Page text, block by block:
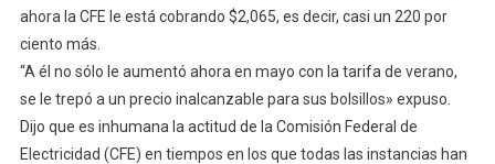
ahora la CFE le está cobrando $2,065, es decir, casi un 220 por
ciento más.
“A él no sólo le aumentó ahora en mayo con la tarifa de verano,
se le trepó a un precio inalcanzable para sus bolsillos» expuso.
Dijo que es inhumana la actitud de la Comisión Federal de
Electricidad (CFE) en tiempos en los que todas las instancias han